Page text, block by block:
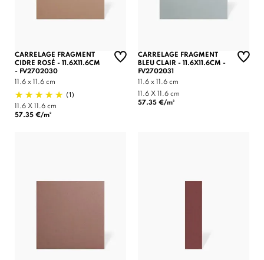
CARRELAGE FRAGMENT
CIDRE ROSÉ - 11.6X11.6CM
- FV2702030
11.6 x 11.6 cm
(1)
11.6 X 11.6 cm
57.35 €/m²
CARRELAGE FRAGMENT
BLEU CLAIR - 11.6X11.6CM -
FV2702031
11.6 x 11.6 cm
11.6 X 11.6 cm
57.35 €/m²